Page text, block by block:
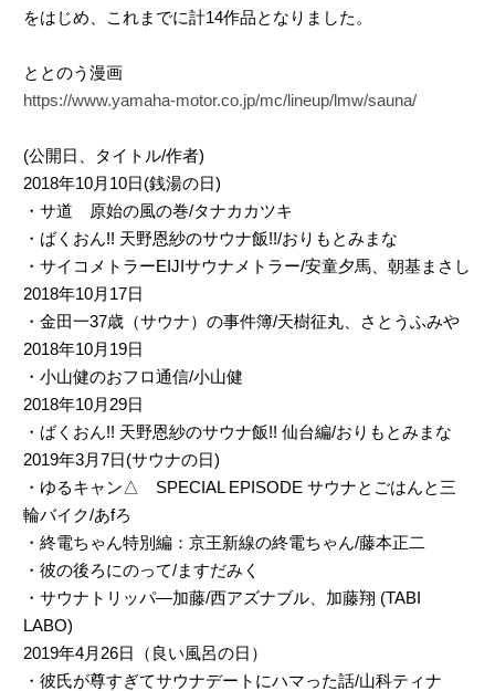
をはじめ、これまでに計14作品となりました。
ととのう漫画
https://www.yamaha-motor.co.jp/mc/lineup/lmw/sauna/
(公開日、タイトル/作者)
2018年10月10日(銭湯の日)
・サ道 原始の風の巻/タナカカツキ
・ばくおん!! 天野恩紗のサウナ飯!!/おりもとみまな
・サイコメトラーEIJIサウナメトラー/安童夕馬、朝基まさし
2018年10月17日
・金田一37歳（サウナ）の事件簿/天樹征丸、さとうふみや
2018年10月19日
・小山健のおフロ通信/小山健
2018年10月29日
・ばくおん!! 天野恩紗のサウナ飯!! 仙台編/おりもとみまな
2019年3月7日(サウナの日)
・ゆるキャン△ SPECIAL EPISODE サウナとごはんと三
輪バイク/あfろ
・終電ちゃん特別編：京王新線の終電ちゃん/藤本正二
・彼の後ろにのって/ますだみく
・サウナトリッパ―加藤/西アズナブル、加藤翔 (TABI
LABO)
2019年4月26日（良い風呂の日）
・彼氏が尊すぎてサウナデートにハマった話/山科ティナ